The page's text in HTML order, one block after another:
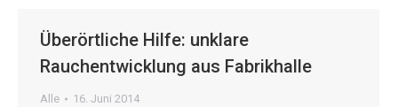
Überörtliche Hilfe: unklare
Rauchentwicklung aus Fabrikhalle
Alle 16. Juni 2014